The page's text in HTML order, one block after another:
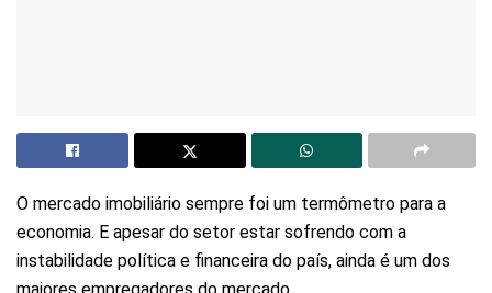
O mercado imobiliário sempre foi um termômetro para a
economia. E apesar do setor estar sofrendo com a
instabilidade política e financeira do país, ainda é um dos